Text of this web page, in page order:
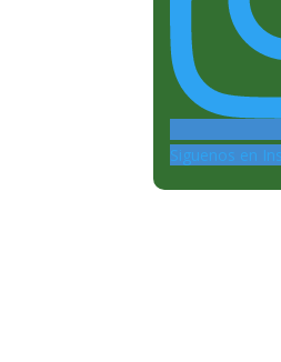
Siguenos en